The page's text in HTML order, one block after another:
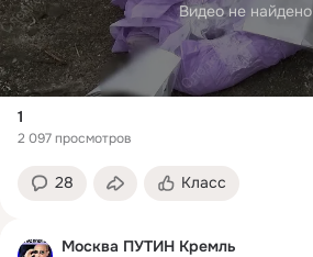
Видео не найдено
1
2 097 просмотров
28 Класс
Москва ПУТИН Кремль